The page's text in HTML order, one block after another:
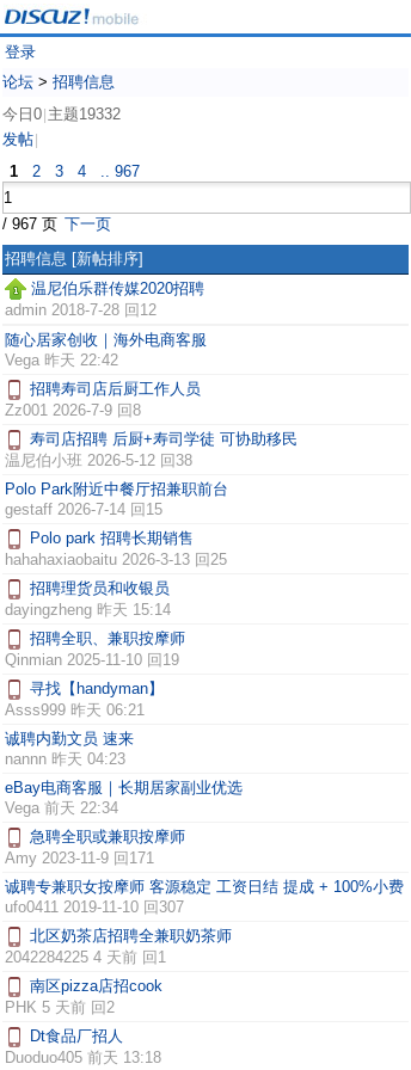
登录
论坛 > 招聘信息
今日0 主题19332
发帖
1 2 3 4 .. 967
/ 967 页 下一页
招聘信息 [新帖排序]
温尼伯乐群传媒2020招聘
admin 2018-7-28 回12
随心居家创收｜海外电商客服
Vega 昨天 22:42
招聘寿司店后厨工作人员
Zz001 2026-7-9 回8
寿司店招聘 后厨+寿司学徒 可协助移民
温尼伯小班 2026-5-12 回38
Polo Park附近中餐厅招兼职前台
gestaff 2026-7-14 回15
Polo park 招聘长期销售
hahahaxiaobaitu 2026-3-13 回25
招聘理货员和收银员
dayingzheng 昨天 15:14
招聘全职、兼职按摩师
Qinmian 2025-11-10 回19
寻找【handyman】
Asss999 昨天 06:21
诚聘内勤文员 速来
nannn 昨天 04:23
eBay电商客服｜长期居家副业优选
Vega 前天 22:34
急聘全职或兼职按摩师
Amy 2023-11-9 回171
诚聘专兼职女按摩师 客源稳定 工资日结 提成 + 100%小费
ufo0411 2019-11-10 回307
北区奶茶店招聘全兼职奶茶师
2042284225 4 天前 回1
南区pizza店招cook
PHK 5 天前 回2
Dt食品厂招人
Duoduo405 前天 13:18